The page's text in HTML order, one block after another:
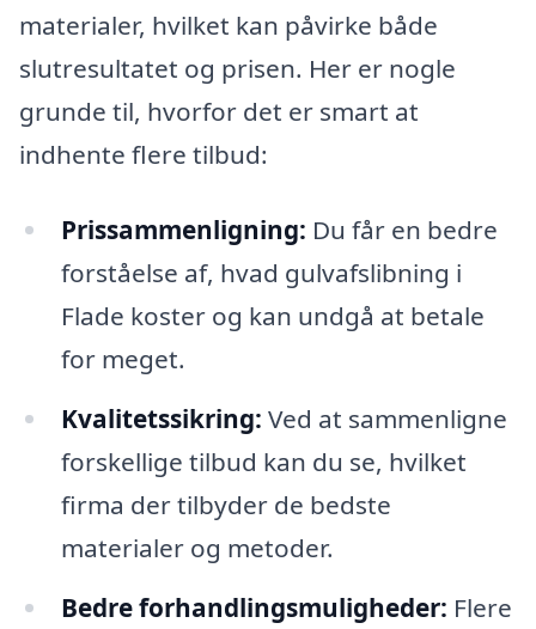
materialer, hvilket kan påvirke både
slutresultatet og prisen. Her er nogle
grunde til, hvorfor det er smart at
indhente flere tilbud:
Prissammenligning: Du får en bedre
forståelse af, hvad gulvafslibning i
Flade koster og kan undgå at betale
for meget.
Kvalitetssikring: Ved at sammenligne
forskellige tilbud kan du se, hvilket
firma der tilbyder de bedste
materialer og metoder.
Bedre forhandlingsmuligheder: Flere